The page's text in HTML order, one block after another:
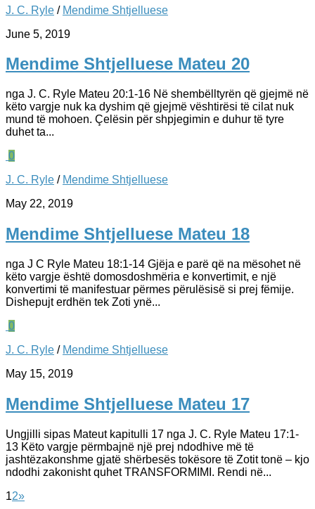
J. C. Ryle / Mendime Shtjelluese
June 5, 2019
Mendime Shtjelluese Mateu 20
nga J. C. Ryle Mateu 20:1-16 Në shembëlltyrën që gjejmë në
këto vargje nuk ka dyshim që gjejmë vështirësi të cilat nuk
mund të mohoen. Çelësin për shpjegimin e duhur të tyre
duhet ta...
0
J. C. Ryle / Mendime Shtjelluese
May 22, 2019
Mendime Shtjelluese Mateu 18
nga J C Ryle Mateu 18:1-14 Gjëja e parë që na mësohet në
këto vargje është domosdoshmëria e konvertimit, e një
konvertimi të manifestuar përmes përulësisë si prej fëmije.
Dishepujt erdhën tek Zoti ynë...
0
J. C. Ryle / Mendime Shtjelluese
May 15, 2019
Mendime Shtjelluese Mateu 17
Ungjilli sipas Mateut kapitulli 17 nga J. C. Ryle Mateu 17:1-
13 Këto vargje përmbajnë një prej ndodhive më të
jashtëzakonshme gjatë shërbesës tokësore të Zotit tonë – kjo
ndodhi zakonisht quhet TRANSFORMIMI. Rendi në...
12»